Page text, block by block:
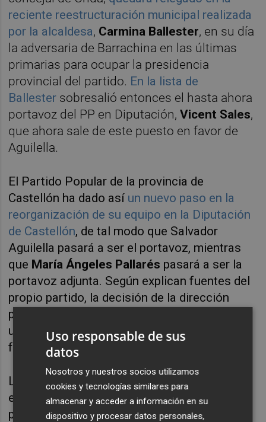
reciente reestructuración municipal realizada
por la alcaldesa, Carmina Ballester, en su día
la adversaria de Barrachina en las últimas
primarias para ocupar la presidencia
provincial del partido. En la lista de
Ballester sobresalió entonces el hasta ahora
portavoz del PP en Diputación,Vicent Sales,
que ahora sale de este puesto en favor de
Aguilella.
El Partido Popular de la provincia de
Castellón ha dado así un nuevo paso en la
reorganización de su equipo en la Diputación
de Castellón, de tal modo que Salvador
Aguilella pasará a ser el portavoz, mientras
que María Ángeles Pallarés pasará a ser la
portavoz adjunta. Según explican fuentes del
propio partido, la decisión de la dirección
provincial del PPCS ha sido ratificada por
unanimidad y ya ha sido comunicada
formalmente a la institución.
La presidenta provincial Marta Barrachina
explica que, “con esta decisión, damos un
paso más en el fortalecimiento de la
Uso responsable de sus
datos
Nosotros y nuestros socios utilizamos
cookies y tecnologías similares para
almacenar y acceder a información en su
dispositivo y procesar datos personales,